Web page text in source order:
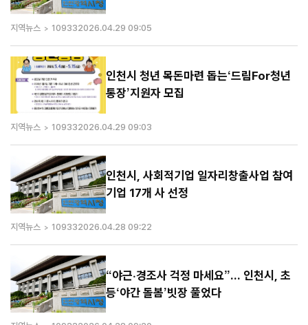
지역뉴스 109332026.04.29 09:05
인천시 청년 목돈마련 돕는‘드림For청년
통장’지원자 모집
지역뉴스 109332026.04.29 09:03
인천시, 사회적기업 일자리창출사업 참여
기업 17개 사 선정
지역뉴스 109332026.04.28 09:22
“야근·경조사 걱정 마세요”... 인천시, 초
등‘야간 돌봄’빗장 풀었다